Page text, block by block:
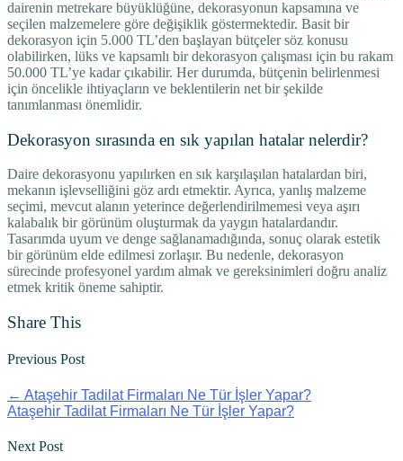
dairenin metrekare büyüklüğüne, dekorasyonun kapsamına ve
seçilen malzemelere göre değişiklik göstermektedir. Basit bir
dekorasyon için 5.000 TL’den başlayan bütçeler söz konusu
olabilirken, lüks ve kapsamlı bir dekorasyon çalışması için bu rakam
50.000 TL’ye kadar çıkabilir. Her durumda, bütçenin belirlenmesi
için öncelikle ihtiyaçların ve beklentilerin net bir şekilde
tanımlanması önemlidir.
Dekorasyon sırasında en sık yapılan hatalar nelerdir?
Daire dekorasyonu yapılırken en sık karşılaşılan hatalardan biri,
mekanın işlevselliğini göz ardı etmektir. Ayrıca, yanlış malzeme
seçimi, mevcut alanın yeterince değerlendirilmemesi veya aşırı
kalabalık bir görünüm oluşturmak da yaygın hatalardandır.
Tasarımda uyum ve denge sağlanamadığında, sonuç olarak estetik
bir görünüm elde edilmesi zorlaşır. Bu nedenle, dekorasyon
sürecinde profesyonel yardım almak ve gereksinimleri doğru analiz
etmek kritik öneme sahiptir.
Share This
Previous Post
← Ataşehir Tadilat Firmaları Ne Tür İşler Yapar?
Ataşehir Tadilat Firmaları Ne Tür İşler Yapar?
Next Post